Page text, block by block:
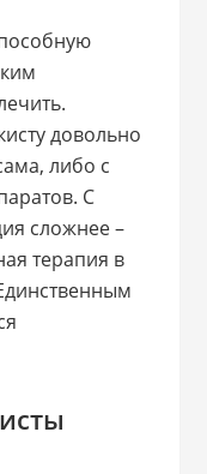
довольно
либо с
С
сложнее –
терапия в